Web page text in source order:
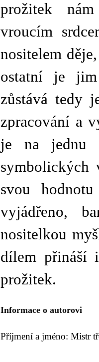
prožitek
vroucím
nositelem
ostatní je jim
zůstává tedy
zpracování a
je na jednu
symbolických
svou
vyjádřeno,
nositelkou
dílem přináší
prožitek.
Informace o autorovi
Příjmení a jméno: Mistr